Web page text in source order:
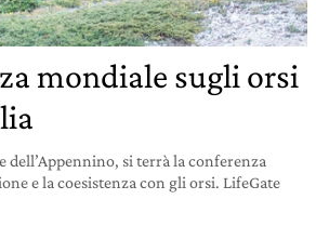
mondiale sugli orsi
dell’Appennino, si terrà la conferenza
e la coesistenza con gli orsi. LifeGate